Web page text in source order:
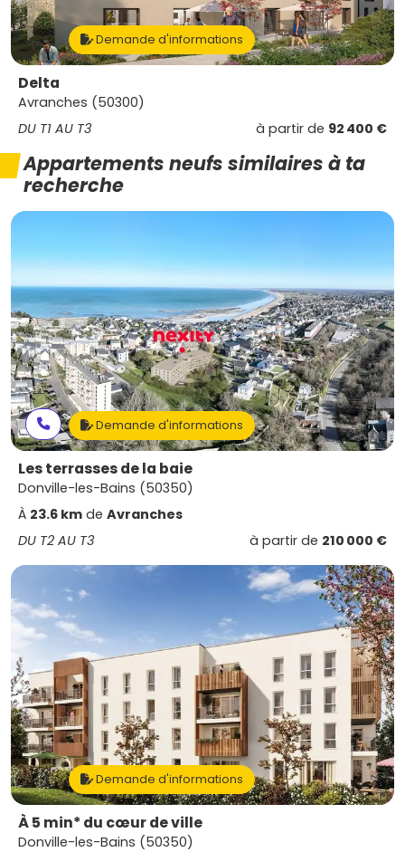
Demande d'informations
Delta
Avranches (50300)
DU T1 AU T3
à partir de 92 400 €
Appartements neufs similaires à ta
recherche
Demande d'informations
Les terrasses de la baie
Donville-les-Bains (50350)
À 23.6 km de Avranches
DU T2 AU T3
à partir de 210 000 €
Demande d'informations
À 5 min* du cœur de ville
Donville-les-Bains (50350)